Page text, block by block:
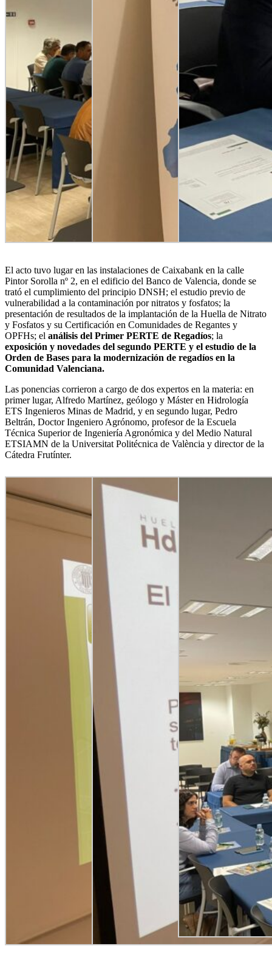
El acto tuvo lugar en las instalaciones de Caixabank en la calle
Pintor Sorolla nº 2, en el edificio del Banco de Valencia, donde se
trató el cumplimiento del principio DNSH; el estudio previo de
vulnerabilidad a la contaminación por nitratos y fosfatos; la
presentación de resultados de la implantación de la Huella de Nitrato
y Fosfatos y su Certificación en Comunidades de Regantes y
OPFHs; el análisis del Primer PERTE de Regadíos; la
exposición y novedades del segundo PERTE y el estudio de la
Orden de Bases para la modernización de regadíos en la
Comunidad Valenciana.
Las ponencias corrieron a cargo de dos expertos en la materia: en
primer lugar, Alfredo Martínez, geólogo y Máster en Hidrología
ETS Ingenieros Minas de Madrid, y en segundo lugar, Pedro
Beltrán, Doctor Ingeniero Agrónomo, profesor de la Escuela
Técnica Superior de Ingeniería Agronómica y del Medio Natural
ETSIAMN de la Universitat Politécnica de València y director de la
Cátedra Frutínter.